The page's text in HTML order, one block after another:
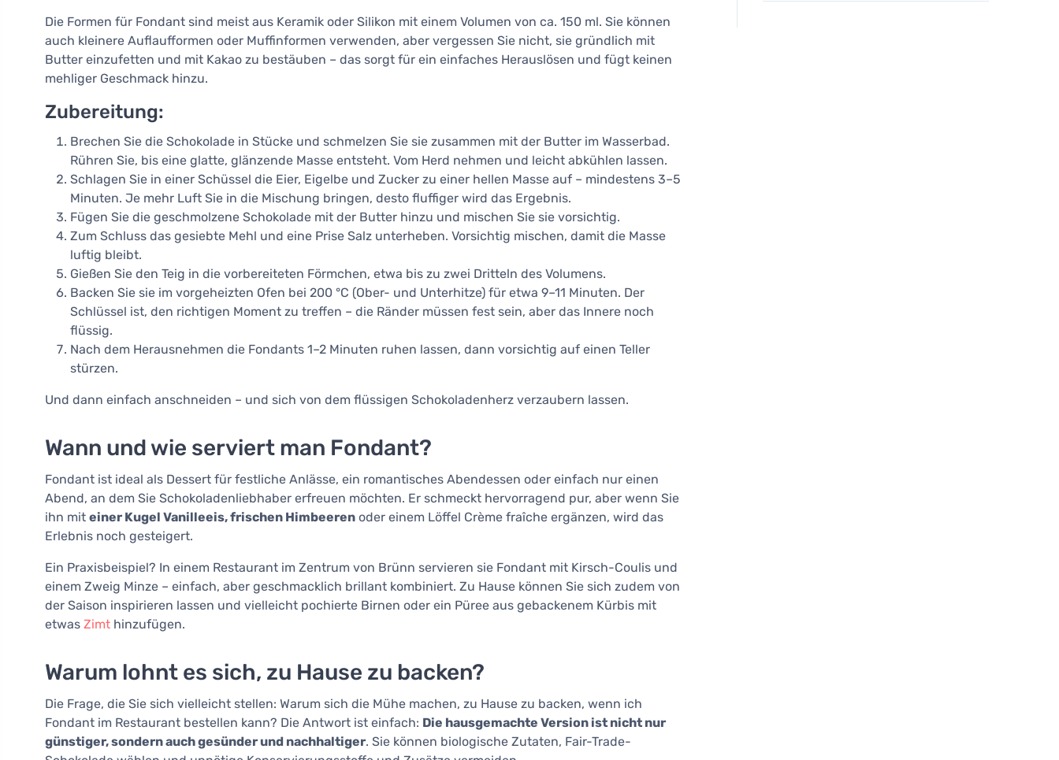
Die Formen für Fondant sind meist aus Keramik oder Silikon mit einem Volumen von ca. 150 ml. Sie können
auch kleinere Auflaufformen oder Muffinformen verwenden, aber vergessen Sie nicht, sie gründlich mit
Butter einzufetten und mit Kakao zu bestäuben – das sorgt für ein einfaches Herauslösen und fügt keinen
mehliger Geschmack hinzu.
Zubereitung:
Brechen Sie die Schokolade in Stücke und schmelzen Sie sie zusammen mit der Butter im Wasserbad.
Rühren Sie, bis eine glatte, glänzende Masse entsteht. Vom Herd nehmen und leicht abkühlen lassen.
Schlagen Sie in einer Schüssel die Eier, Eigelbe und Zucker zu einer hellen Masse auf – mindestens 3–5
Minuten. Je mehr Luft Sie in die Mischung bringen, desto fluffiger wird das Ergebnis.
Fügen Sie die geschmolzene Schokolade mit der Butter hinzu und mischen Sie sie vorsichtig.
Zum Schluss das gesiebte Mehl und eine Prise Salz unterheben. Vorsichtig mischen, damit die Masse
luftig bleibt.
Gießen Sie den Teig in die vorbereiteten Förmchen, etwa bis zu zwei Dritteln des Volumens.
Backen Sie sie im vorgeheizten Ofen bei 200 °C (Ober- und Unterhitze) für etwa 9–11 Minuten. Der
Schlüssel ist, den richtigen Moment zu treffen – die Ränder müssen fest sein, aber das Innere noch
flüssig.
Nach dem Herausnehmen die Fondants 1–2 Minuten ruhen lassen, dann vorsichtig auf einen Teller
stürzen.
Und dann einfach anschneiden – und sich von dem flüssigen Schokoladenherz verzaubern lassen.
Wann und wie serviert man Fondant?
Fondant ist ideal als Dessert für festliche Anlässe, ein romantisches Abendessen oder einfach nur einen
Abend, an dem Sie Schokoladenliebhaber erfreuen möchten. Er schmeckt hervorragend pur, aber wenn Sie
ihn mit einer Kugel Vanilleeis, frischen Himbeeren oder einem Löffel Crème fraîche ergänzen, wird das
Erlebnis noch gesteigert.
Ein Praxisbeispiel? In einem Restaurant im Zentrum von Brünn servieren sie Fondant mit Kirsch-Coulis und
einem Zweig Minze – einfach, aber geschmacklich brillant kombiniert. Zu Hause können Sie sich zudem von
der Saison inspirieren lassen und vielleicht pochierte Birnen oder ein Püree aus gebackenem Kürbis mit
etwas Zimt hinzufügen.
Warum lohnt es sich, zu Hause zu backen?
Die Frage, die Sie sich vielleicht stellen: Warum sich die Mühe machen, zu Hause zu backen, wenn ich
Fondant im Restaurant bestellen kann? Die Antwort ist einfach: Die hausgemachte Version ist nicht nur
günstiger, sondern auch gesünder und nachhaltiger. Sie können biologische Zutaten, Fair-Trade-